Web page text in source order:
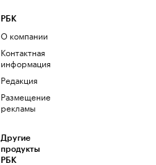
РБК
О компании
Контактная
информация
Редакция
Размещение
рекламы
Другие
продукты
РБК